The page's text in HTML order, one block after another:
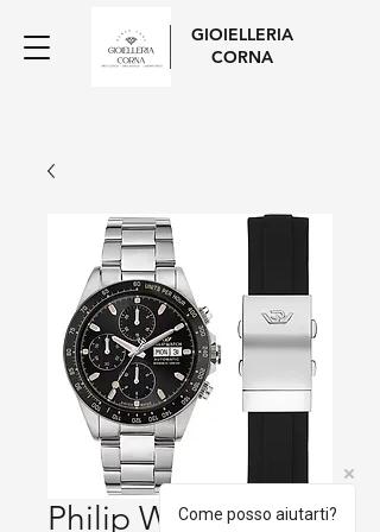
GIOIELLERIA
CORNA
Philip WatchCome posso aiutarti?